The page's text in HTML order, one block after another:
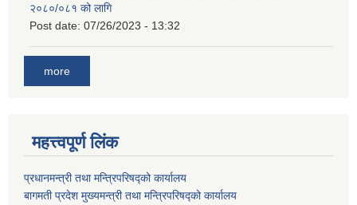
२०८०/०८१ को लागि
Post date: 07/26/2023 - 13:32
more
महत्त्वपूर्ण लिंक
प्रधानमन्त्री तथा मन्त्रिपरिषद्को कार्यालय
बागमती प्रदेश मुख्यमन्त्री तथा मन्त्रिपरिषद्को कार्यालय